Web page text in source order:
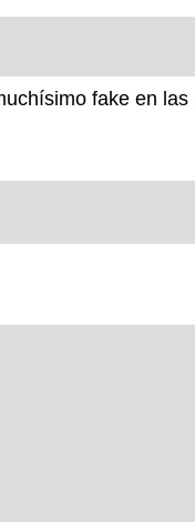
fake en las